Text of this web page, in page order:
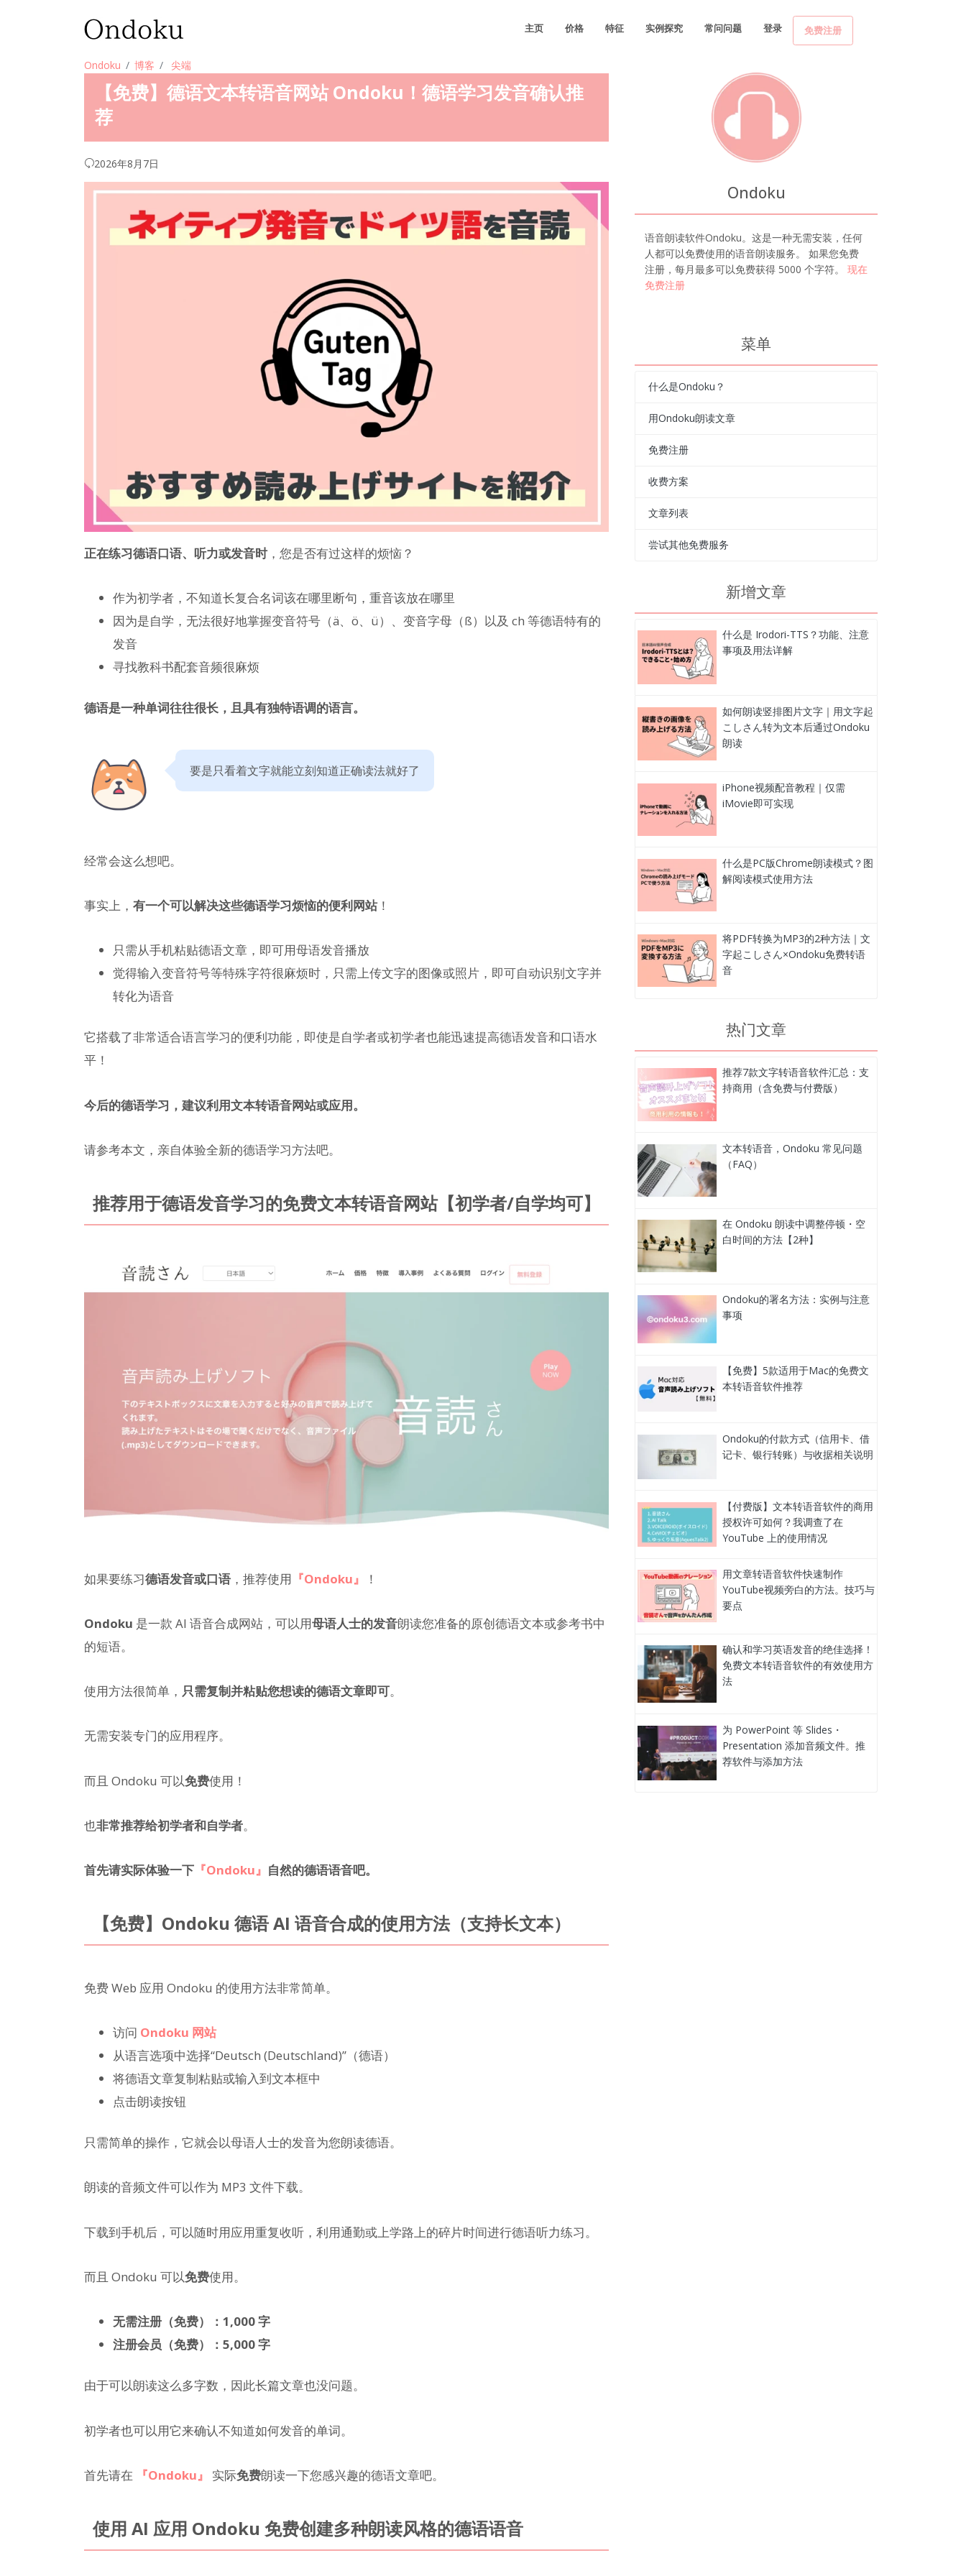
主页 价格 特征 实例探究 常问问题 登录 免费注册
Ondoku 博客 尖端
【免费】德语文本转语音网站 Ondoku！德语学习发音确认推
荐
2026年8月7日
正在练习德语口语、听力或发音时，您是否有过这样的烦恼？
作为初学者，不知道长复合名词该在哪里断句，重音该放在哪里
因为是自学，无法很好地掌握变音符号（ä、ö、ü）、变音字母（ß）以及 ch 等德语特有的
发音
寻找教科书配套音频很麻烦
德语是一种单词往往很长，且具有独特语调的语言。
要是只看着文字就能立刻知道正确读法就好了
经常会这么想吧。
事实上， 有一个可以解决这些德语学习烦恼的便利网站！
只需从手机粘贴德语文章，即可用母语发音播放
觉得输入变音符号等特殊字符很麻烦时，只需上传文字的图像或照片，即可自动识别文字并
转化为语音
它搭载了非常适合语言学习的便利功能，即使是自学者或初学者也能迅速提高德语发音和口语水
平！
今后的德语学习，建议利用文本转语音网站或应用。
请参考本文，亲自体验全新的德语学习方法吧。
推荐用于德语发音学习的免费文本转语音网站【初学者/自学均可】
如果要练习德语发音或口语 ，推荐使用 『Ondoku』 ！
Ondoku 是一款 AI 语音合成网站，可以用母语人士的发音朗读您准备的原创德语文本或参考书中
的短语。
使用方法很简单， 只需复制并粘贴您想读的德语文章即可。
无需安装专门的应用程序。
而且 Ondoku 可以免费使用！
也非常推荐给初学者和自学者。
首先请实际体验一下 『Ondoku』 自然的德语语音吧。
【免费】Ondoku 德语 AI 语音合成的使用方法（支持长文本）
免费 Web 应用 Ondoku 的使用方法非常简单。
访问 Ondoku 网站
从语言选项中选择“Deutsch (Deutschland)”（德语）
将德语文章复制粘贴或输入到文本框中
点击朗读按钮
只需简单的操作，它就会以母语人士的发音为您朗读德语。
朗读的音频文件可以作为 MP3 文件下载。
下载到手机后，可以随时用应用重复收听，利用通勤或上学路上的碎片时间进行德语听力练习。
而且 Ondoku 可以免费使用。
无需注册（免费）：1,000 字
注册会员（免费）：5,000 字
由于可以朗读这么多字数，因此长篇文章也没问题。
初学者也可以用它来确认不知道如何发音的单词。
首先请在 『Ondoku』 实际免费朗读一下您感兴趣的德语文章吧。
使用 AI 应用 Ondoku 免费创建多种朗读风格的德语语音
Ondoku
语音朗读软件Ondoku。这是一种无需安装，任何
人都可以免费使用的语音朗读服务。 如果您免费
注册，每月最多可以免费获得 5000 个字符。 现在
免费注册
菜单
什么是Ondoku？
用Ondoku朗读文章
免费注册
收费方案
文章列表
尝试其他免费服务
新增文章
什么是 Irodori-TTS？功能、注意
事项及用法详解
如何朗读竖排图片文字｜用文字起
こしさん转为文本后通过Ondoku
朗读
iPhone视频配音教程｜仅需
iMovie即可实现
什么是PC版Chrome朗读模式？图
解阅读模式使用方法
将PDF转换为MP3的2种方法｜文
字起こしさん×Ondoku免费转语
音
热门文章
推荐7款文字转语音软件汇总：支
持商用（含免费与付费版）
文本转语音，Ondoku 常见问题
（FAQ）
在 Ondoku 朗读中调整停顿・空
白时间的方法【2种】
Ondoku的署名方法：实例与注意
事项
【免费】5款适用于Mac的免费文
本转语音软件推荐
Ondoku的付款方式（信用卡、借
记卡、银行转账）与收据相关说明
【付费版】文本转语音软件的商用
授权许可如何？我调查了在
YouTube 上的使用情况
用文章转语音软件快速制作
YouTube视频旁白的方法。技巧与
要点
确认和学习英语发音的绝佳选择！
免费文本转语音软件的有效使用方
法
为 PowerPoint 等 Slides・
Presentation 添加音频文件。推
荐软件与添加方法